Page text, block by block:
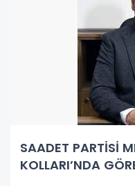
SAADET PARTİSİ
KOLLARI’NDA